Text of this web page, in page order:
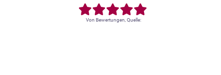
Von Bewertungen, Quelle: